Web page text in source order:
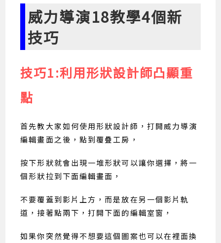
威力導演18教學4個新
技巧
技巧1:利用形狀設計師凸顯重
點
首先教大家如何使用形狀設計師，打開威力導演
編輯畫面之後，點到覆疊工房，
按下形狀就會出現一堆形狀可以讓你選擇，將一
個形狀拉到下面編輯畫面，
不要覆蓋到影片上方，而是放在另一個影片軌
道，接著點兩下，打開下面的編輯室窗，
如果你突然覺得不想要這個圖案也可以在裡面換